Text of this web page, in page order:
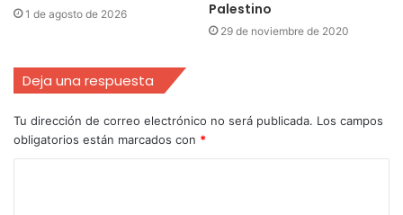
1 de agosto de 2026
Palestino
29 de noviembre de 2020
Deja una respuesta
Tu dirección de correo electrónico no será publicada. Los campos
obligatorios están marcados con *